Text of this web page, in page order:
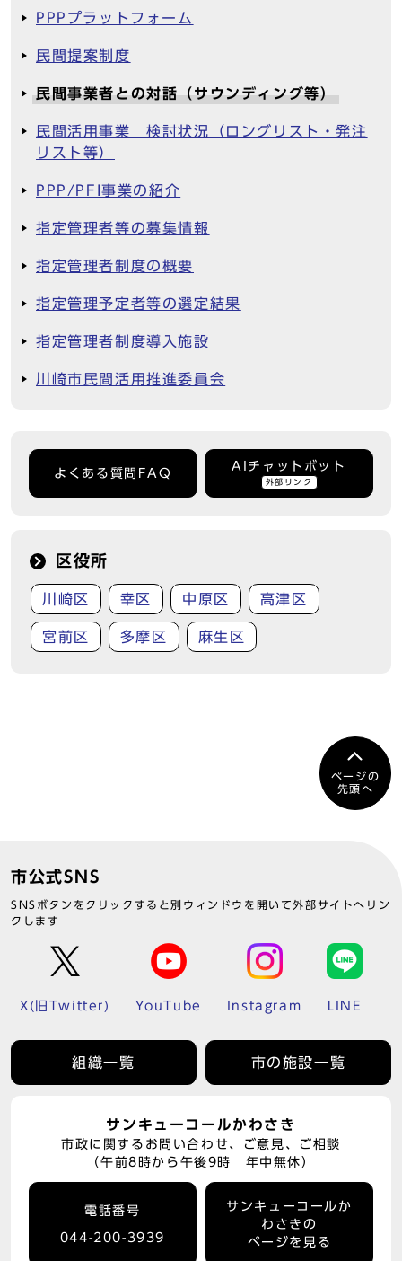
PPPプラットフォーム
民間提案制度
民間事業者との対話（サウンディング等）
民間活用事業 検討状況（ロングリスト・発注
リスト等）
PPP/PFI事業の紹介
指定管理者等の募集情報
指定管理者制度の概要
指定管理予定者等の選定結果
指定管理者制度導入施設
川崎市民間活用推進委員会
よくある質問FAQ
AIチャットボット
外部リンク
区役所
川崎区 幸区 中原区 高津区
宮前区 多摩区 麻生区
ページの
先頭へ
市公式SNS
SNSボタンをクリックすると別ウィンドウを開いて外部サイトへリン
クします
X(旧Twitter) YouTube Instagram LINE
組織一覧 市の施設一覧
サンキューコールかわさき
市政に関するお問い合わせ、ご意見、ご相談
（午前8時から午後9時 年中無休）
電話番号
044-200-3939
サンキューコールか
わさきの
ページを見る